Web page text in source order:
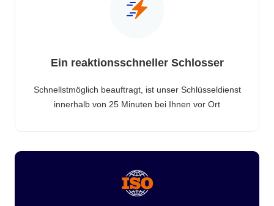
Ein reaktionsschneller Schlosser
Schnellstmöglich beauftragt, ist unser Schlüsseldienst
innerhalb von 25 Minuten bei Ihnen vor Ort